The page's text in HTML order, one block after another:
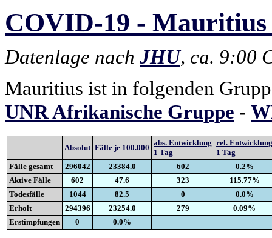
COVID-19 - Mauritius
Datenlage nach JHU, ca. 9:00
Mauritius ist in folgenden
UNR Afrikanische Gruppe -
Absolut Fälle je 100.000
abs. Entwicklung
1 Tag
rel. Entwicklung
1 Tag
Fälle gesamt
296042 23384.0 602
0.2%
Aktive Fälle
602 47.6 323
115.77%
Todesfälle
1044 82.5 0
0.0%
Erholt
294396 23254.0 279
0.09%
Erstimpfungen
0 0.0%